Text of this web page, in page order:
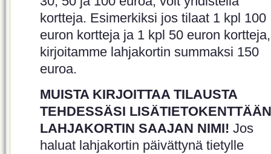
kortteja. Esimerkiksi jos tilaat 1 kpl 100
euron kortteja ja 1 kpl 50 euron kortteja,
kirjoitamme lahjakortin summaksi 150
euroa.
MUISTA KIRJOITTAA TILAUSTA
TEHDESSÄSI LISÄTIETOKENTTÄÄN
LAHJAKORTIN SAAJAN NIMI! Jos
haluat lahjakortin päivättynä tietylle